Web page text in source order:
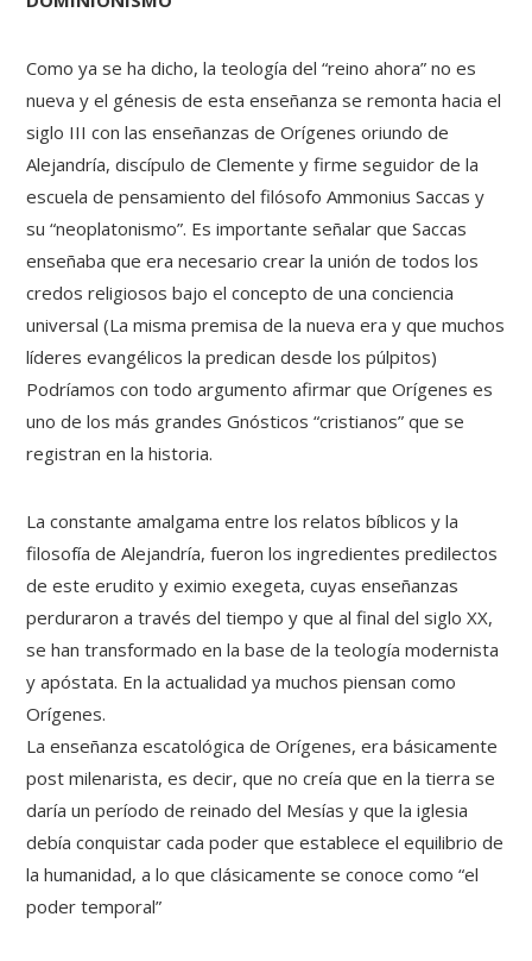
Como ya se ha dicho, la teología del “reino ahora” no es
nueva y el génesis de esta enseñanza se remonta hacia el
siglo III con las enseñanzas de Orígenes oriundo de
Alejandría, discípulo de Clemente y firme seguidor de la
escuela de pensamiento del filósofo Ammonius Saccas y
su “neoplatonismo”. Es importante señalar que Saccas
enseñaba que era necesario crear la unión de todos los
credos religiosos bajo el concepto de una conciencia
universal (La misma premisa de la nueva era y que muchos
líderes evangélicos la predican desde los púlpitos)
Podríamos con todo argumento afirmar que Orígenes es
uno de los más grandes Gnósticos “cristianos” que se
registran en la historia.
La constante amalgama entre los relatos bíblicos y la
filosofía de Alejandría, fueron los ingredientes predilectos
de este erudito y eximio exegeta, cuyas enseñanzas
perduraron a través del tiempo y que al final del siglo XX,
se han transformado en la base de la teología modernista
y apóstata. En la actualidad ya muchos piensan como
Orígenes.
La enseñanza escatológica de Orígenes, era básicamente
post milenarista, es decir, que no creía que en la tierra se
daría un período de reinado del Mesías y que la iglesia
debía conquistar cada poder que establece el equilibrio de
la humanidad, a lo que clásicamente se conoce como “el
poder temporal”